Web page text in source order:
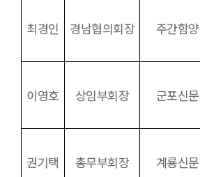
최경인 경남협의회장 주간함양
이영호 상임부회장 군포신문
권기택 총무부회장 계룡신문